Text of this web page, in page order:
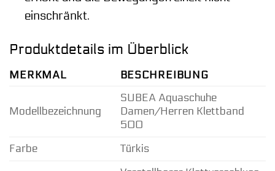
einschränkt.
Produktdetails im Überblick
MERKMAL BESCHREIBUNG
Modellbezeichnung
SUBEA Aquaschuhe
Damen/Herren Klettband
500
Farbe
Türkis